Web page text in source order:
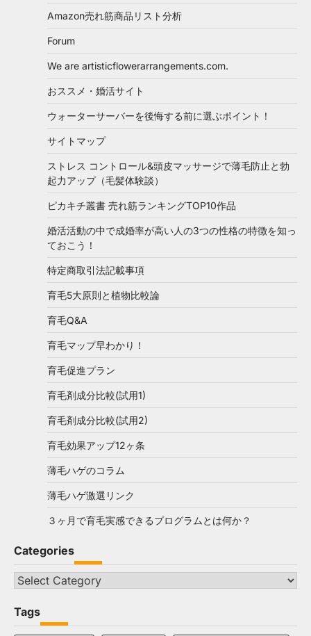
Amazon売れ筋商品リスト分析
Forum
We are artisticflowerarrangements.com.
おススメ・婚活サイト
ウォーターサーバーを後悔する前に選ぶポイント！
サイトマップ
ストレス コントロール&頭皮マッサージで薄毛防止と勃
起力アップ（毛髪体験談）
ピカキチ叢書 売れ筋ランキングTOP10作品
婚活活動の中で成婚率が高い人の3つの性格の特徴を知っ
ておこう！
特定商取引法記載事項
育毛5大原則と植物比較論
育毛Q&A
育毛マップ早わかり！
育毛促進プラン
育毛剤成分比較(試用1)
育毛剤成分比較(試用2)
育毛効果アップ12ヶ条
薄毛ハゲのコラム
薄毛ハゲ激選リンク
３ヶ月で育毛実感できるプログラムとは何か？
Categories
Categories
Tags